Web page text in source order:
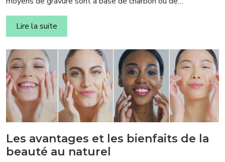
Lire la suite
Les avantages et les bienfaits de la
beauté au naturel